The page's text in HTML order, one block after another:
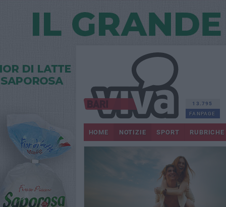
13.795
FANPAGE
HOME NOTIZIE SPORT RUBRICHE